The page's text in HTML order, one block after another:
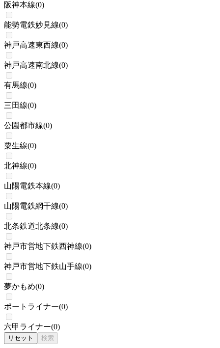
阪神本線(0)
能勢電鉄妙見線(0)
神戸高速東西線(0)
神戸高速南北線(0)
有馬線(0)
三田線(0)
公園都市線(0)
粟生線(0)
北神線(0)
山陽電鉄本線(0)
山陽電鉄網干線(0)
北条鉄道北条線(0)
神戸市営地下鉄西神線(0)
神戸市営地下鉄山手線(0)
夢かもめ(0)
ポートライナー(0)
六甲ライナー(0)
リセット 検索